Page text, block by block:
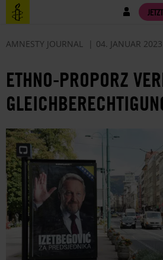
Direkt
zum
Benutzermenü
AMNESTY JOURNAL 04. JANUAR 2023
ETHNO-PROPORZ